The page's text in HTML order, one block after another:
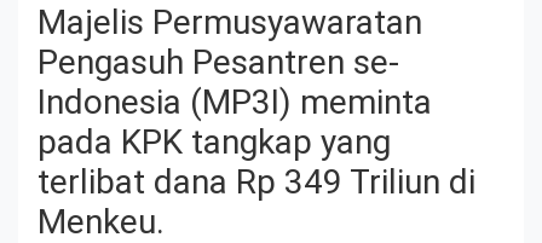
Majelis Permusyawaratan
Pengasuh Pesantren se-
Indonesia (MP3I) meminta
pada KPK tangkap yang
terlibat dana Rp 349 Triliun di
Menkeu.